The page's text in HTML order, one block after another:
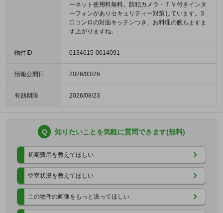
ーネット使用料無料。防犯カメラ・ＴＶ付きインタ
ーフォンがありセキュリティー対策しています。3
口コンロの対面キッチンつき、お料理の腕もますま
す上がりますね。
物件ID 0134615-0014091
情報公開日 2026/03/26
有効期限 2026/08/23
Q 知りたいことを気軽に質問できます(無料)
初期費用を教えてほしい
空室状況を教えてほしい
この物件の画像をもっと送ってほしい